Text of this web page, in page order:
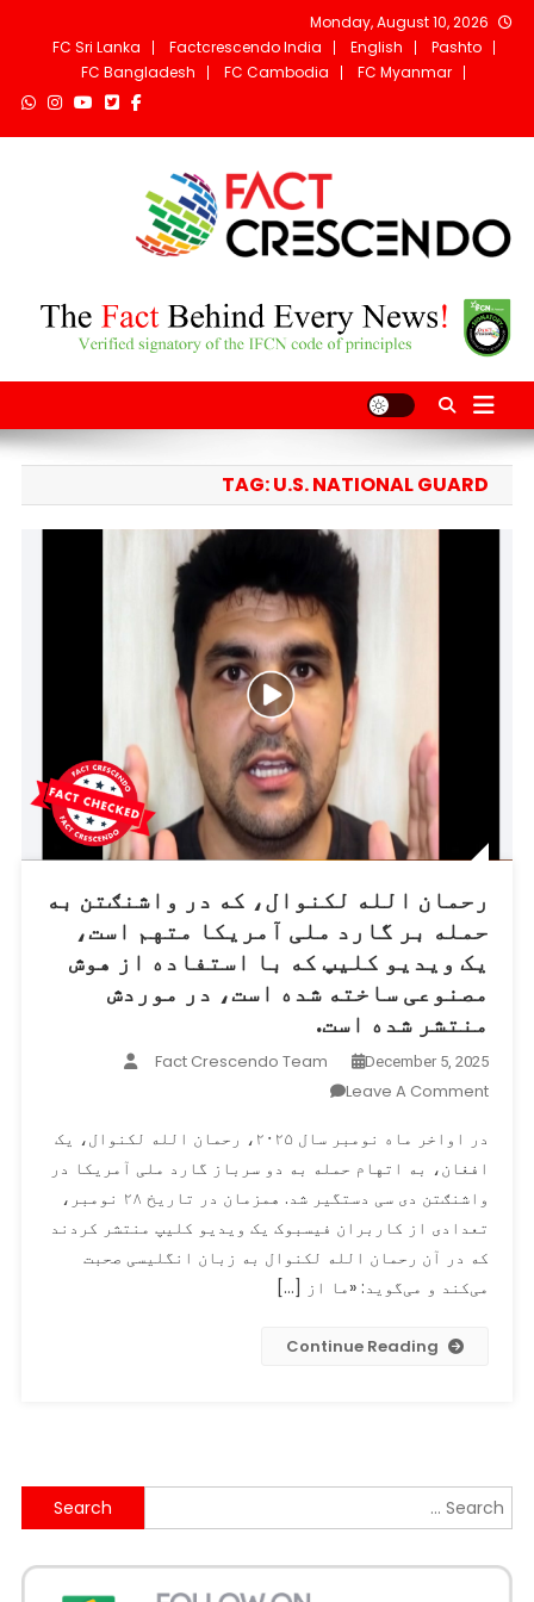
Skip
Monday, August 10, 2026
Pashto
English
Factcrescendo India
FC Sri Lanka
FC Myanmar
FC Cambodia
FC Bangladesh
Fact Crescendo
Afghanistan
TAG:U.S. NATIONAL GUARD
رحمان الله لکنوال، که در واشنګتن به
حمله بر گارد ملی آمریکا متهم است،
یک ویدیو کلیپ که با استفاده از هوش
مصنوعی ساخته شده است، در موردش
منتشر شده است.
December 5, 2025
Fact Crescendo Team
Leave A Comment
الله
لکنوال،
که
در
واشنګتن
به
بر
ویدیو
در اواخر ماه نومبر سال ۲۰۲۵، رحمان الله لکنوال، یک
افغان، به اتهام حمله به دو سرباز گارد ملی آمریکا در
واشنګتن دی سی دستگیر شد. همزمان در تاریخ ۲۸ نومبر،
تعدادی از کاربران فیسبوک یک ویدیو کلیپ منتشر کردند
که در آن رحمان الله لکنوال به زبان انگلیسی صحبت
می‌کند و می‌گوید: «ما از […]
Continue Reading
Search
for: